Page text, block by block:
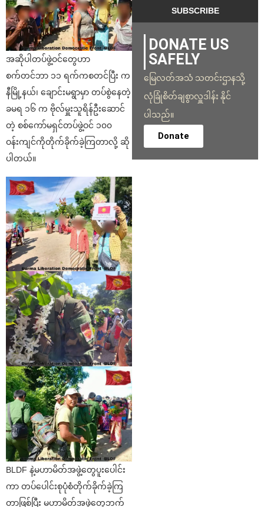
အဆိုပါတပ်ဖွဲ့ဝင်တွေဟာ
စက်တင်ဘာ ၁၁ ရက်ကစတင်ပြီး က
နီမြို့နယ်၊ ချောင်းမရွာမှာ တပ်စွဲနေတဲ့
ခမရ ၁၆ က ဗိုလ်မှူးသူရိန်ဦးဆောင်
တဲ့ စစ်ကော်မရှင်တပ်ဖွဲ့ဝင် ၁၀၀
ဝန်းကျင်ကိုတိုက်ခိုက်ခဲ့ကြတာလို့ ဆို
ပါတယ်။
BLDF နဲ့မဟာမိတ်အဖွဲ့တွေပူးပေါင်း
ကာ တပ်ပေါင်းစုပုံစံတိုက်ခိုက်ခဲ့ကြ
တာဖြစ်ပြီး မဟာမိတ်အဖွဲ့တွေဘက်
DONATE US
SAFELY
မြေလတ်အသံ သတင်းဌာနသို့
လုံခြုံစိတ်ချစွာလှူဒါန်း နိုင်
ပါသည်။
Donate